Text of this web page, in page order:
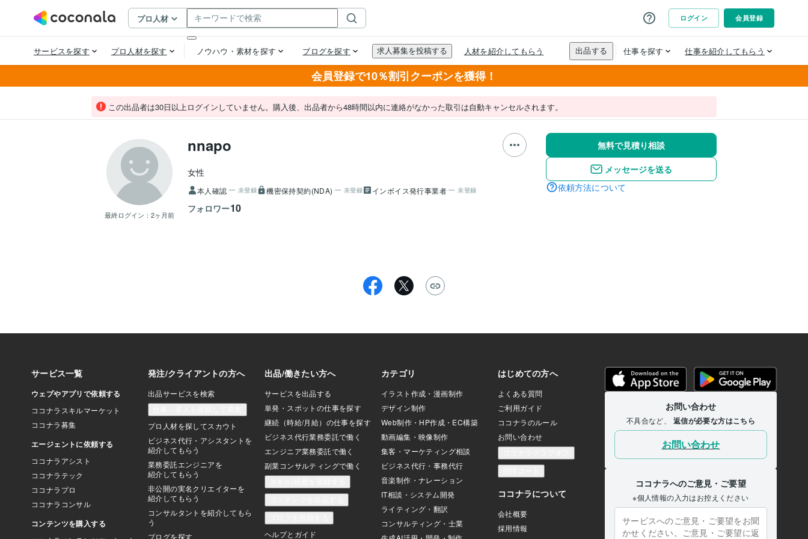
会員登録で10％割引クーポンを獲得！
この出品者は30日以上ログインしていません。購入後、出品者から48時間以内に連絡がなかった取引は自動キャンセルされます。
最終ログイン： 2ヶ月前
nnapo
女性
本人確認 未登録 機密保持契約(NDA) 未登録 インボイス発行事業者 未登録
フォロワー10
無料で見積り相談
メッセージを送る
依頼方法について